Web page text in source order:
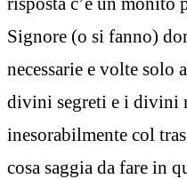
Signore (o si fanno)
necessarie e volte solo
divini segreti e i divini
inesorabilmente col
cosa saggia da fare in